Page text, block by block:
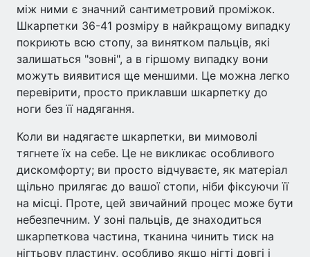
між ними є значний сантиметровий проміжок.
Шкарпетки 36-41 розміру в найкращому випадку
покриють всю стопу, за винятком пальців, які
залишаться "зовні", а в гіршому випадку вони
можуть виявитися ще меншими. Це можна легко
перевірити, просто приклавши шкарпетку до
ноги без її надягання.
Коли ви надягаєте шкарпетки, ви мимоволі
тягнете їх на себе. Це не викликає особливого
дискомфорту; ви просто відчуваєте, як матеріал
щільно прилягає до вашої стопи, ніби фіксуючи її
на місці. Проте, цей звичайний процес може бути
небезпечним. У зоні пальців, де знаходиться
шкарпеткова частина, тканина чинить тиск на
нігтьову пластину, особливо якщо нігті довгі і